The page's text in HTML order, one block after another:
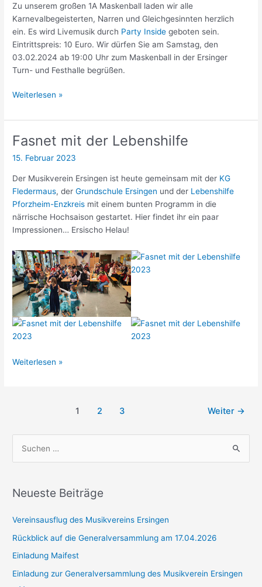
Zu unserem großen 1A Maskenball laden wir alle
Karnevalbegeisterten, Narren und Gleichgesinnten herzlich
ein. Es wird Livemusik durch Party Inside geboten sein.
Eintrittspreis: 10 Euro. Wir dürfen Sie am Samstag, den
03.02.2024 ab 19:00 Uhr zum Maskenball in der Ersinger
Turn- und Festhalle begrüßen.
Einladung
unserem
1A
Maskenball
Weiterlesen »
Fasnet mit der Lebenshilfe
15. Februar 2023
Der Musikverein Ersingen ist heute gemeinsam mit der KG
Fledermaus, derGrundschule Ersingen und der Lebenshilfe
Pforzheim-Enzkreis mit einem bunten Programm in die
närrische Hochsaison gestartet. Hier findet ihr ein paar
Impressionen… Ersischo Helau!
Fasnet
Weiterlesen »
Seitennummerierung
Beiträge
1 2 3 Weiter →
h
n
n
a
Neueste Beiträge
Vereinsausflug des Musikvereins Ersingen
Rückblick auf die Generalversammlung am 17.04.2026
Einladung Maifest
Einladung zur Generalversammlung des Musikverein Ersingen